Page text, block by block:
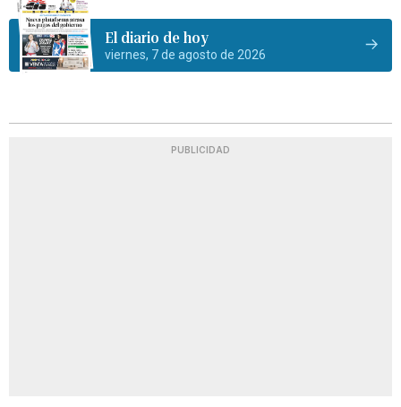
El diario de hoy
viernes, 7 de agosto de 2026
PUBLICIDAD